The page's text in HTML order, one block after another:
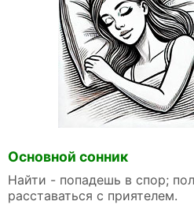
Основной сонник
Найти - попадешь в спор;
расставаться с приятелем.